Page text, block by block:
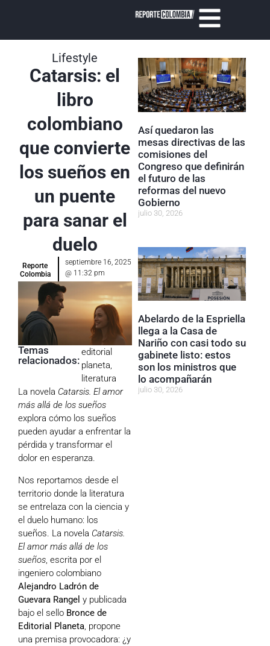
Lifestyle
Catarsis: el
libro
colombiano
que convierte
los sueños en
un puente
para sanar el
duelo
Reporte
Colombia
septiembre 16, 2025
@ 11:32 pm
Temas
relacionados:
editorial
planeta,
literatura
La novela Catarsis. El amor
más allá de los sueños
explora cómo los sueños
pueden ayudar a enfrentar la
pérdida y transformar el
dolor en esperanza.
Nos reportamos desde el
territorio donde la literatura
se entrelaza con la ciencia y
el duelo humano: los
sueños. La novela Catarsis.
El amor más allá de los
sueños, escrita por el
ingeniero colombiano
Alejandro Ladrón de
Guevara Rangel y publicada
bajo el sello Bronce de
Editorial Planeta, propone
una premisa provocadora: ¿y
Así quedaron las
mesas directivas de las
comisiones del
Congreso que definirán
el futuro de las
reformas del nuevo
Gobierno
julio 30, 2026
Abelardo de la Espriella
llega a la Casa de
Nariño con casi todo su
gabinete listo: estos
son los ministros que
lo acompañarán
julio 30, 2026